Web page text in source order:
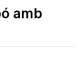
amb